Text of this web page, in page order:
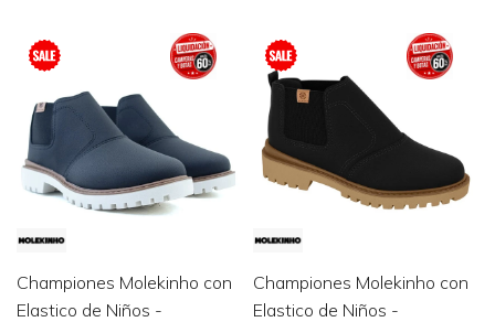
Championes Molekinho con
Elastico de Niños -
Championes Molekinho con
Elastico de Niños -